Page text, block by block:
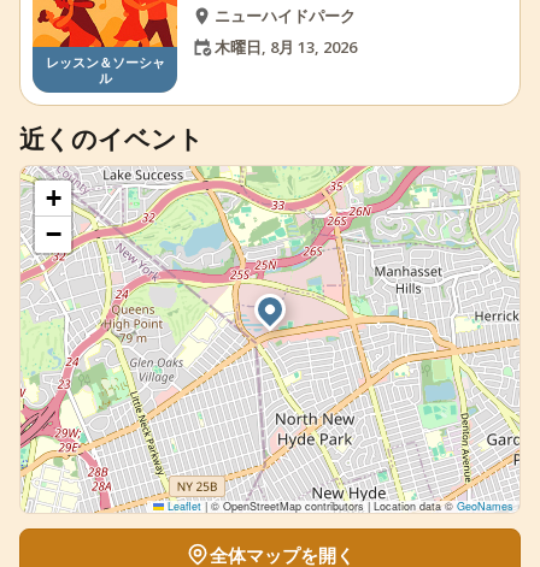
レッスン＆ソーシャ
ル
ニューハイドパーク
木曜日, 8月 13, 2026
近くのイベント
+
−
Leaflet |© OpenStreetMap contributors | Location data ©GeoNames
全体マップを開く